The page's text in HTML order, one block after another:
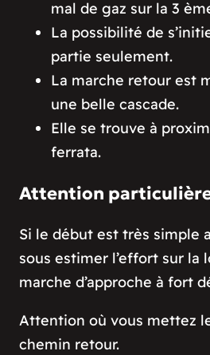
mal de gaz sur la 3
La possibilité de
partie seulement.
La marche retour est
une belle cascade.
Elle se trouve à
ferrata.
Attention
Si le début est très simple
sous estimer l’effort sur la
marche d’approche à fort
Attention où vous mettez
chemin retour.